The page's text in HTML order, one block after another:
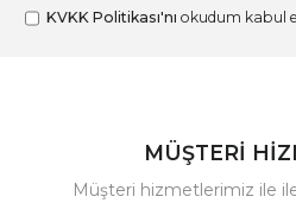
KVKK Politikası'nı okudum kabul
MÜŞTERİ
Müşteri hizmetlerimiz ile